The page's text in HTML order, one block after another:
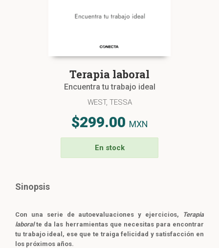
Terapia laboral
Encuentra tu trabajo ideal
WEST, TESSA
$299.00 MXN
En stock
Sinopsis
Con una serie de autoevaluaciones y ejercicios,
Terapia
laboralte da las herramientas que necesitas para encontrar
tu trabajo ideal, ese que te traiga felicidad y satisfacción en
los próximos años.